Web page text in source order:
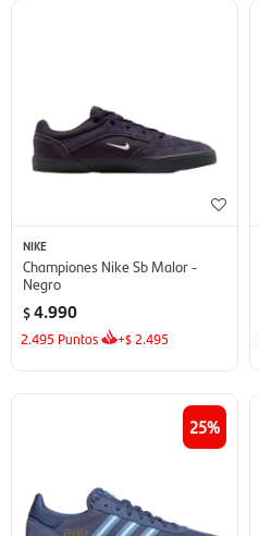
NIKE
Championes Nike Sb Malor -
Negro
$4.990
2.495 Puntos +$ 2.495
25